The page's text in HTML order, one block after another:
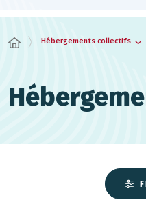
Hébergements collectifs